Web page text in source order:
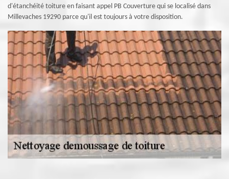
d'étanchéité toiture en faisant appel PB Couverture qui se localisé dans
Millevaches 19290 parce qu'il est toujours à votre disposition.